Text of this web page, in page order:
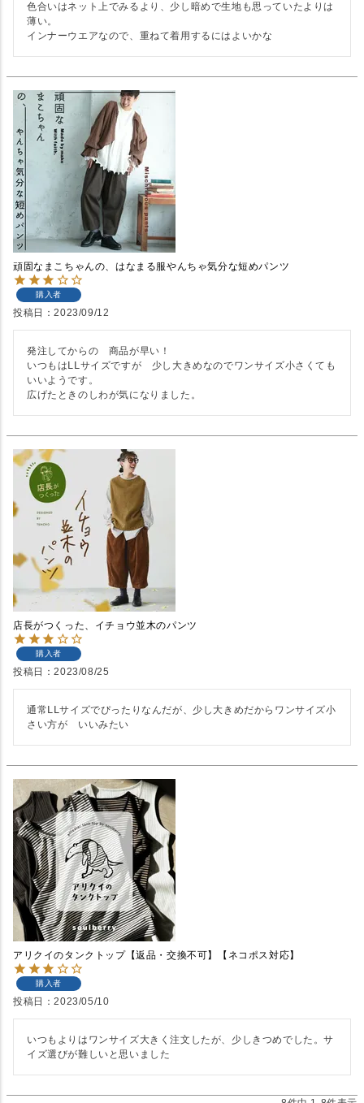
色合いはネット上でみるより、少し暗めで生地も思っていたよりは
薄い。
インナーウエアなので、重ねて着用するにはよいかな
頑固なまこちゃんの、はなまる服やんちゃ気分な短めパンツ
購入者
投稿日 2023/09/12
発注してからの　商品が早い！
いつもはⅬⅬサイズですが　少し大きめなのでワンサイズ小さくても
いいようです。
広げたときのしわが気になりました。
店長がつくった、イチョウ並木のパンツ
購入者
投稿日 2023/08/25
通常ⅬⅬサイズでぴったりなんだが、少し大きめだからワンサイズ小
アリクイのタンクトップ【返品・交換不可】【ネコポス対応】
購入者
投稿日 2023/05/10
いつもよりはワンサイズ大きく注文したが、少しきつめでした。サ
イズ選びが難しいと思いました